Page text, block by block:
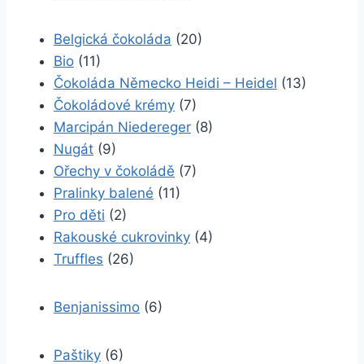
Belgická čokoláda (20)
Bio (11)
Čokoláda Německo Heidi – Heidel (13)
Čokoládové krémy (7)
Marcipán Niedereger (8)
Nugát (9)
Ořechy v čokoládě (7)
Pralinky balené (11)
Pro děti (2)
Rakouské cukrovinky (4)
Truffles (26)
Benjanissimo (6)
Paštiky (6)